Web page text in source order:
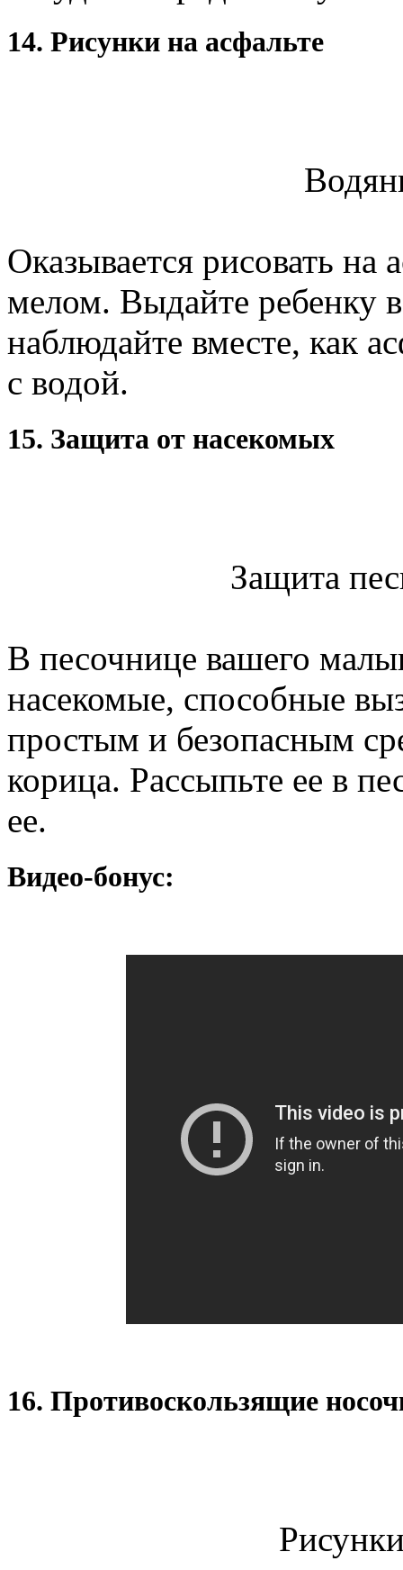
14. Рисунки на асфальте
Оказывается рисовать на
мелом. Выдайте ребенку
наблюдайте вместе, как
с водой.
15. Защита от насекомых
Защита
В песочнице вашего
насекомые, способные
простым и безопасным
корица. Рассыпьте ее в
ее.
Видео-бонус:
16. Противоскользящие